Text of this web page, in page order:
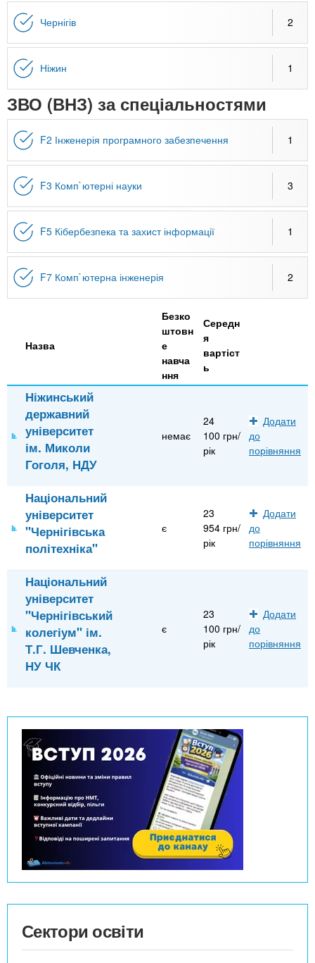
n
t
s
.
i
n
f
o
з
к
л
д
і
Онлайн курси
За кордоном
Чернігів 2
Ніжин 1
ЗВО (ВНЗ) за спеціальностями
F2 Інженерія програмного забезпечення 1
F3 Комп`ютерні науки 3
F5 Кібербезпека та захист інформації 1
F7 Комп`ютерна інженерія 2
Назва
Безко
штовн
е
навча
ння
Середн
я
вартіст
ь
Ніжинський
державний
університет
ім. Миколи
Гоголя, НДУ
немає
24
100 грн/
рік
Додати
до
порівняння
Національний
університет
"Чернігівська
політехніка"
є
23
954 грн/
рік
Додати
до
порівняння
Національний
університет
"Чернігівський
колегіум" ім.
Т.Г. Шевченка,
НУ ЧК
є
23
100 грн/
рік
Додати
до
порівняння
Сектори освіти